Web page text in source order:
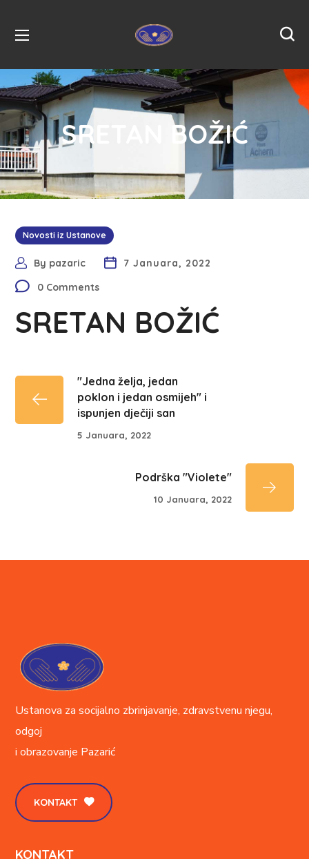
SRETAN BOŽIĆ
Novosti iz Ustanove
By pazaric
7 Januara, 2022
0 Comments
SRETAN BOŽIĆ
"Jedna želja, jedan
poklon i jedan osmijeh" i
ispunjen dječiji san
5 Januara, 2022
Podrška "Violete"
10 Januara, 2022
Ustanova za socijalno zbrinjavanje, zdravstvenu njegu,
odgoj
i obrazovanje Pazarić
KONTAKT
KONTAKT